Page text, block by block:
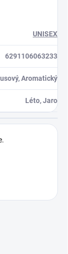
UNISEX
6291106063233
Aromatický
Léto, Jaro